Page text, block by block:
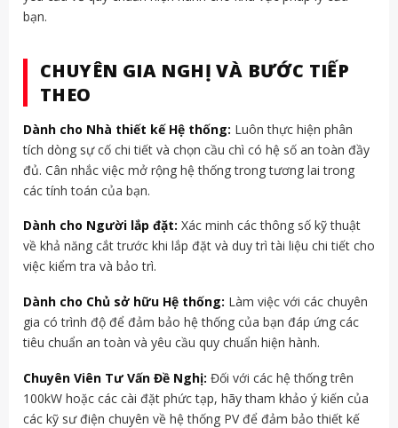
bạn.
CHUYÊN GIA NGHỊ VÀ BƯỚC TIẾP
THEO
Dành cho Nhà thiết kế Hệ thống: Luôn thực hiện phân
tích dòng sự cố chi tiết và chọn cầu chì có hệ số an toàn đầy
đủ. Cân nhắc việc mở rộng hệ thống trong tương lai trong
các tính toán của bạn.
Dành cho Người lắp đặt: Xác minh các thông số kỹ thuật
về khả năng cắt trước khi lắp đặt và duy trì tài liệu chi tiết cho
việc kiểm tra và bảo trì.
Dành cho Chủ sở hữu Hệ thống: Làm việc với các chuyên
gia có trình độ để đảm bảo hệ thống của bạn đáp ứng các
tiêu chuẩn an toàn và yêu cầu quy chuẩn hiện hành.
Chuyên Viên Tư Vấn Đề Nghị: Đối với các hệ thống trên
100kW hoặc các cài đặt phức tạp, hãy tham khảo ý kiến của
các kỹ sư điện chuyên về hệ thống PV để đảm bảo thiết kế